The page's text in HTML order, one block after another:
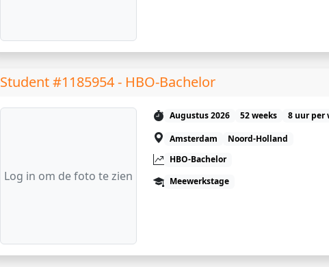
Student #1185954 - HBO-Bachelor
Log in om de foto te zien
Augustus 2026 52 weeks
8 uur per
Amsterdam
Noord-Holland
HBO-Bachelor
Meewerkstage